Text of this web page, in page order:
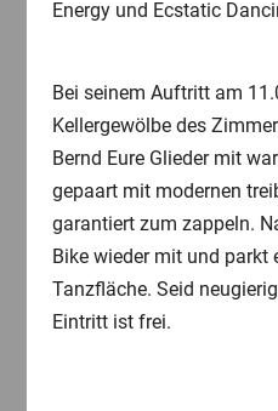
Energy und Ecstatic
Bei seinem Auftritt am
Kellergewölbe des
Bernd Eure Glieder mit
gepaart mit modernen
garantiert zum zappeln.
Bike wieder mit und parkt
Tanzfläche. Seid
Eintritt ist frei.